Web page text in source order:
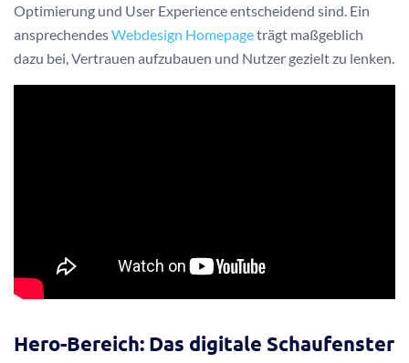
Optimierung und User Experience entscheidend sind. Ein
ansprechendesWebdesign Homepageträgt maßgeblich
dazu bei, Vertrauen aufzubauen und Nutzer gezielt zu lenken.
Hero-Bereich: Das digitale Schaufenster